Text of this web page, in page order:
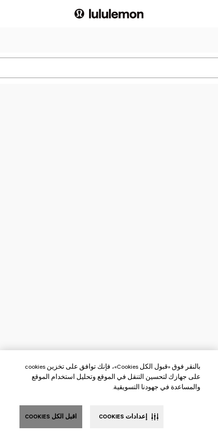
بالنقر فوق «قبول الكل Cookies»، فإنك توافق على تخزين cookies
على جهازك لتحسين التنقل في الموقع وتحليل استخدام الموقع
والمساعدة في جهودنا التسويقية.
اقبل الكل COOKIES إعدادات COOKIES